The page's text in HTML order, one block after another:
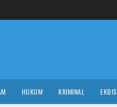
HUKUM KRIMINAL EKBIS